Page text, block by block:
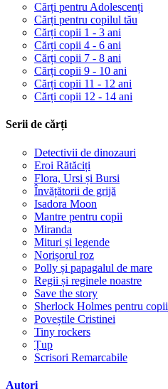
Cărți pentru Adolescenți
Cărți pentru copilul tău
Cărți copii 1 - 3 ani
Cărți copii 4 - 6 ani
Cărți copii 7 - 8 ani
Cărți copii 9 - 10 ani
Cărți copii 11 - 12 ani
Cărți copii 12 - 14 ani
Serii de cărți
Detectivii de dinozauri
Eroi Rătăciți
Flora, Ursi și Bursi
Învățătorii de grijă
Isadora Moon
Mantre pentru copii
Miranda
Mituri și legende
Norișorul roz
Polly și papagalul de mare
Regii și reginele noastre
Save the story
Sherlock Holmes pentru copii
Poveștile Cristinei
Tiny rockers
Țup
Scrisori Remarcabile
Autori